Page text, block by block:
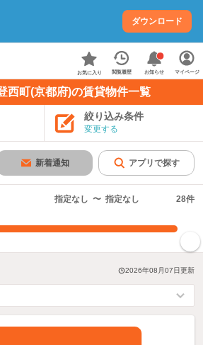
ダウンロード
お気に入り 閲覧履歴 お知らせ マイページ
西町(京都府)の賃貸物件一覧
絞り込み条件
変更する
新着通知 アプリで探す
指定なし 〜 指定なし 28件
2026年08月07日更新